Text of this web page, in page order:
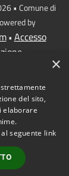
• Comune di
by
• Accesso
×
del sito,
elaborare
seguente link